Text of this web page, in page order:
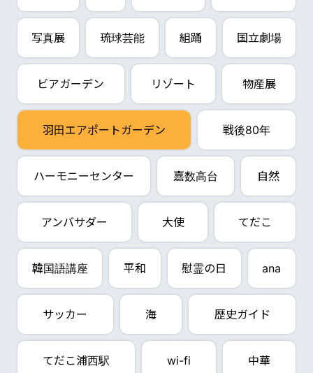
写真展 琉球芸能 組踊 国立劇場
ビアガーデン リゾート 物産展
羽田エアポートガーデン 戦後80年
ハーモニーセンター 嘉数高台 自然
アンバサダー 大使 てだこ
韓国語講座 平和 慰霊の日 ana
サッカー 海 歴史ガイド
てだこ浦西駅 wi-fi 中華